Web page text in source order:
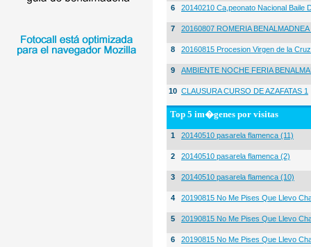
6 20140210 Ca,peonato Nacional Baile
7 20160807 ROMERIA
8 20160815 Procesion Virgen de la
9 AMBIENTE NOCHE FERIA
10 CLAUSURA CURSO DE AZAFATAS 1
Top 5 im�genes por visitas
1 20140510 pasarela flamenca (11)
2 20140510 pasarela flamenca (2)
3 20140510 pasarela flamenca (10)
4 20190815 No Me Pises Que Llevo
5 20190815 No Me Pises Que Llevo
6 20190815 No Me Pises Que Llevo